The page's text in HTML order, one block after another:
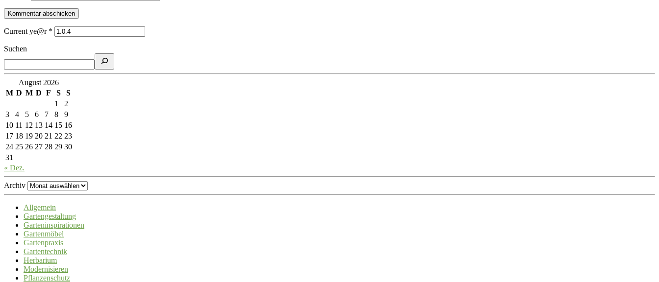
Current ye@r *
Suchen
August 2026
M D M D F S
S
1
2
3
4 5 6 7 8
9
10 11 12 13 14 15 16
17 18 19 20 21 22 23
24 25 26 27 28 29 30
31
« Dez.
Archiv
Allgemein
Gartengestaltung
Garteninspirationen
Gartenmöbel
Gartenpraxis
Gartentechnik
Herbarium
Modernisieren
Pflanzenschutz